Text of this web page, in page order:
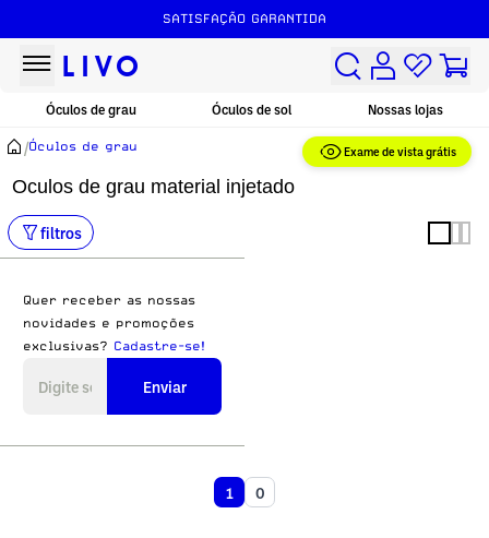
SATISFAÇÃO GARANTIDA
Exame de vista grátis
Óculos de grau Óculos de sol Nossas lojas
Oculos de grau material injetado
/Óculos de grau
filtros
Quer receber as nossas
novidades e promoções
exclusivas? Cadastre-se!
Enviar
1 0